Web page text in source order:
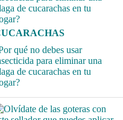
qué no debes usar
para eliminar una
de cucarachas en tu